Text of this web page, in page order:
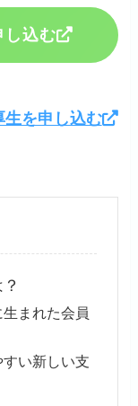
し込む
生を申し込む
まれた会員
い新しい支